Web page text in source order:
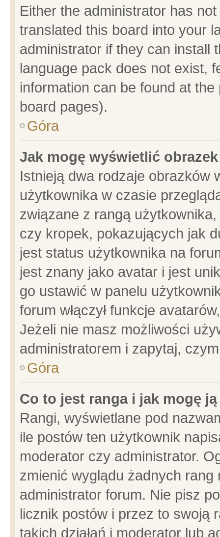
Either the administrator has
translated this board into your
administrator if they can install
language pack does not exist,
information can be found at
board pages).
Góra
Jak mogę wyświetlić
Istnieją dwa rodzaje obrazków
użytkownika w czasie
związane z rangą
czy kropek, pokazujących jak
jest status użytkownika na
jest znany jako avatar i jest
go ustawić w panelu
forum włączył funkcje
Jeżeli nie masz możliwości
administratorem i zapytaj,
Góra
Co to jest ranga i jak mogę
Rangi, wyświetlane pod
ile postów ten użytkownik
moderator czy administrator.
zmienić wyglądu żadnych
administrator forum. Nie pisz
licznik postów i przez to swoją
takich działań i moderator lub